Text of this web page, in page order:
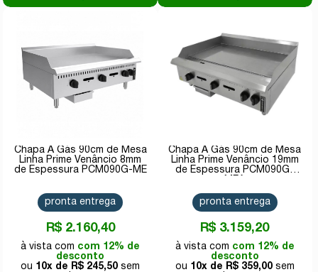
Chapa A Gás 90cm de Mesa
Linha Prime Venâncio 8mm
de Espessura PCM090G-ME
R$ 2.160,40
com 12% de
desconto
10x de
R$ 245,50
pronta entrega
Chapa A Gás 90cm de Mesa
Linha Prime Venâncio 19mm
de Espessura PCM090G-
R$ 3.159,20
com 12% de
desconto
10x de
R$ 359,00
pronta entrega